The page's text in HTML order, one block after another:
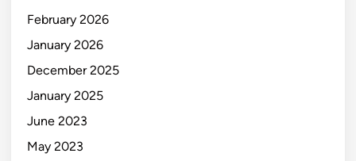
February 2026
January 2026
December 2025
January 2025
June 2023
May 2023